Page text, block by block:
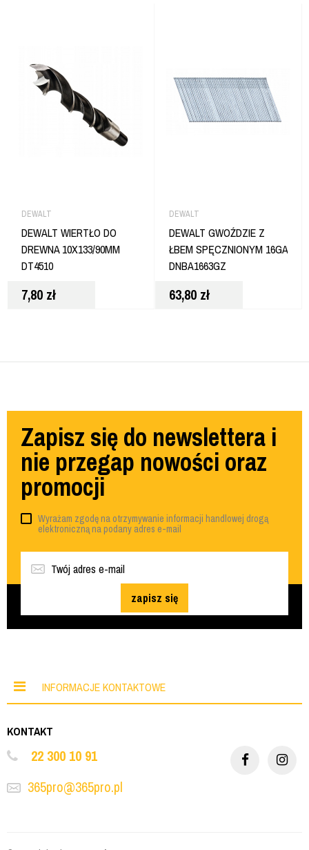
DEWALT
DEWALT WIERTŁO DO
DREWNA 10X133/90MM
DT4510
7,80 zł
DEWALT
DEWALT GWOŹDZIE Z
ŁBEM SPĘCZNIONYM 16GA
DNBA1663GZ
63,80 zł
Zapisz się do newslettera i
nie przegap nowości oraz
promocji
Wyrażam zgodę na otrzymywanie informacji handlowej drogą
elektroniczną na podany adres e-mail
zapisz się
INFORMACJE KONTAKTOWE
KONTAKT
22 300 10 91
365pro@365pro.pl